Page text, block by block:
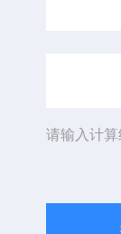
请输入计